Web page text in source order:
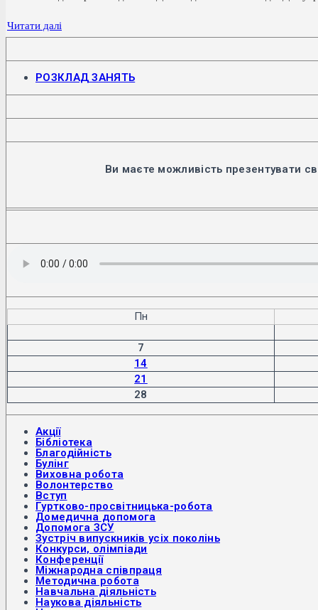
Читати далі
та
Свободи
РОЗКЛАД ЗАНЯТЬВідкриється
новій
Ви маєте можливість презентувати
Пн
7
14
21
28
Акції
Бібліотека
Благодійність
Булінг
Виховна робота
Волонтерство
Вступ
Гуртково-просвітницька-робота
Домедична допомога
Допомога ЗСУ
Зустріч випускників усіх поколінь
Конкурси, олімпіади
Конференції
Міжнародна співпраця
Методична робота
Навчальна діяльність
Наукова діяльність